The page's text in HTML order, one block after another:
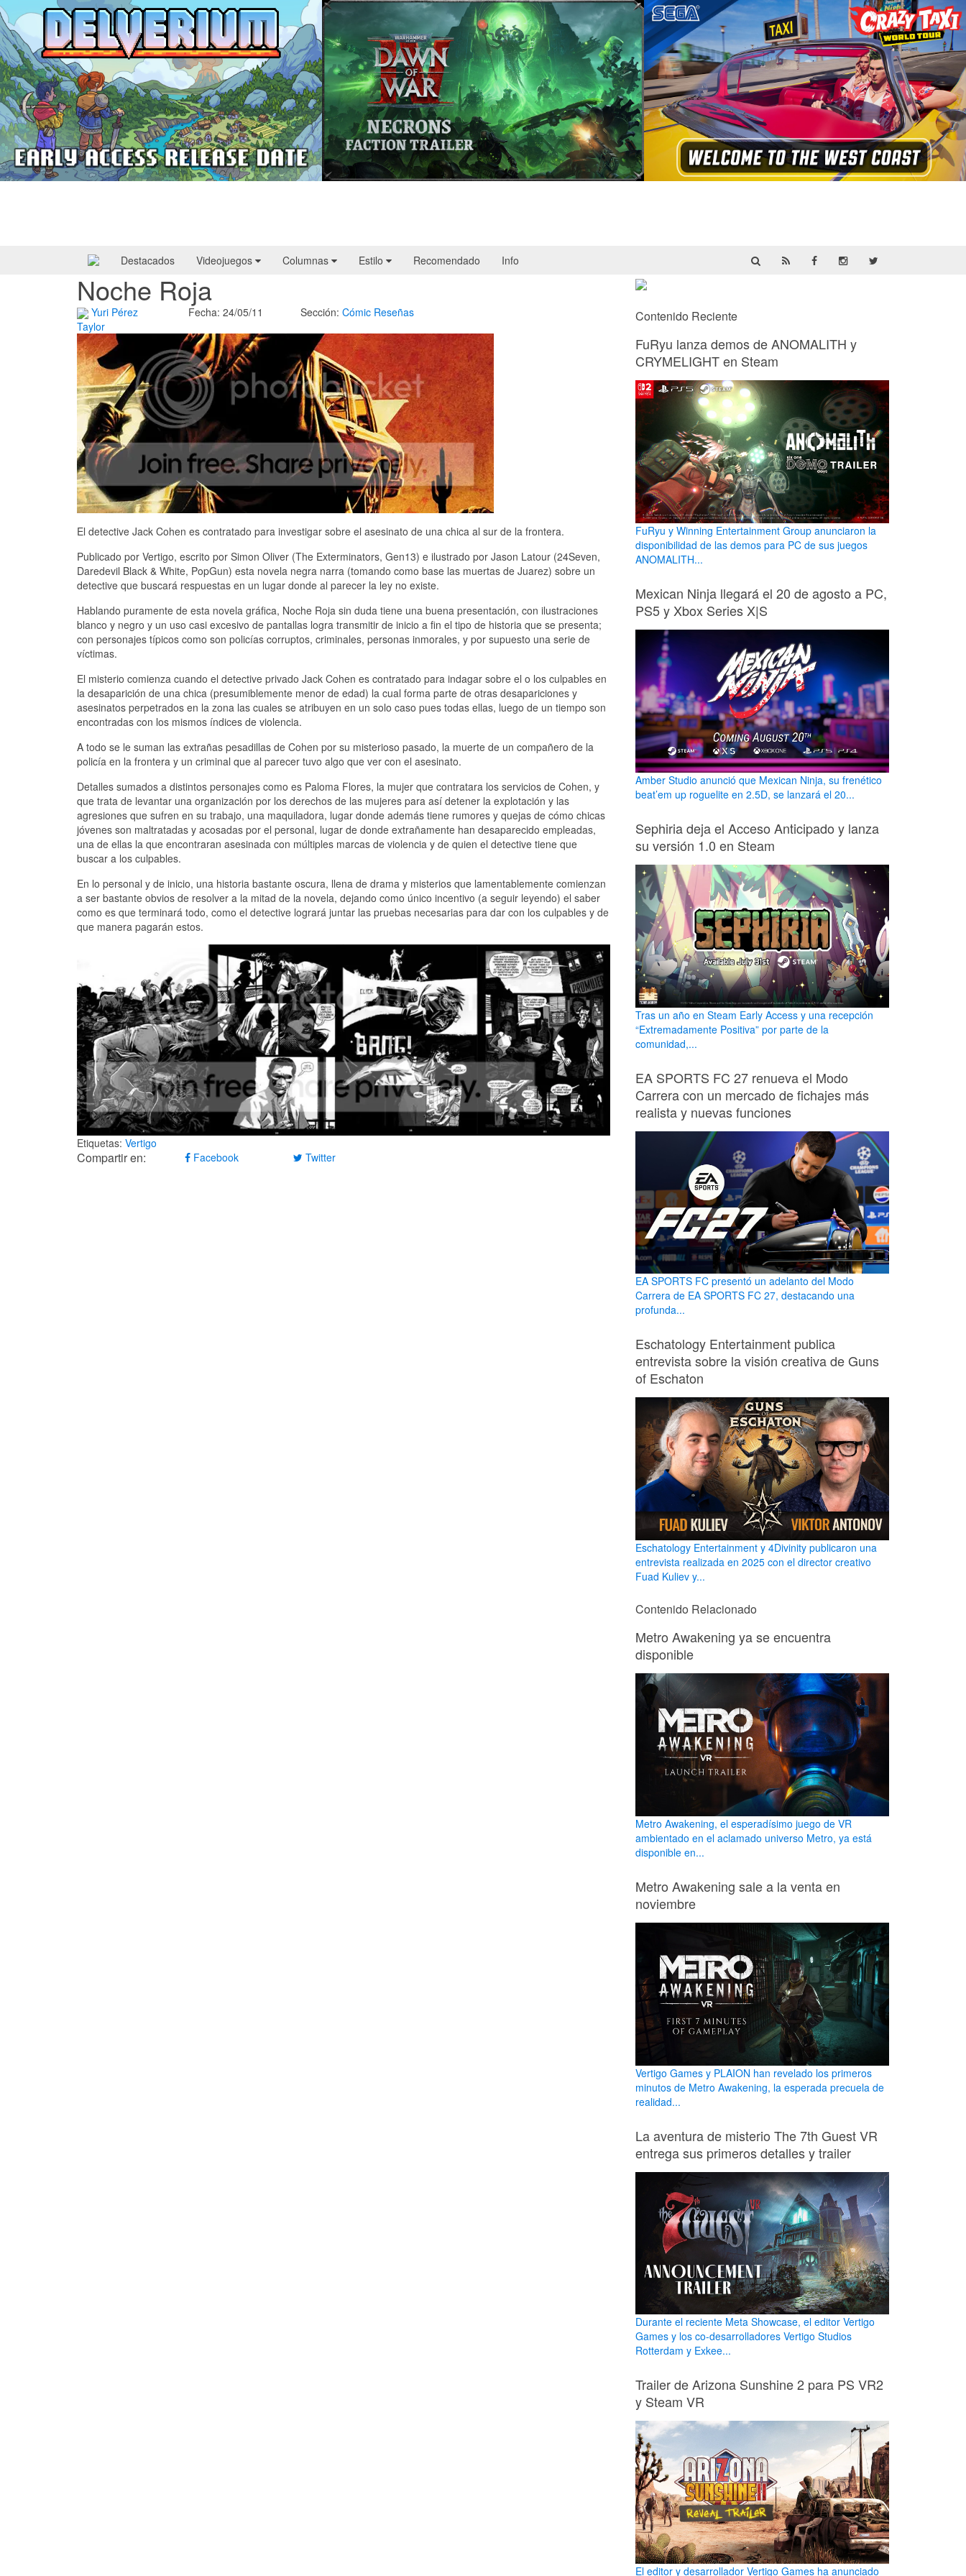
Destacados Videojuegos Columnas Estilo Recomendado Info
Noche Roja
Yuri Pérez
Taylor
Fecha: 24/05/11 Sección: Cómic Reseñas
El detective Jack Cohen es contratado para investigar sobre el asesinato de una chica al sur de la frontera.
Publicado por Vertigo, escrito por Simon Oliver (The Exterminators, Gen13) e ilustrado por Jason Latour (24Seven,
Daredevil Black & White, PopGun) esta novela negra narra (tomando como base las muertas de Juarez) sobre un
detective que buscará respuestas en un lugar donde al parecer la ley no existe.
Hablando puramente de esta novela gráfica, Noche Roja sin duda tiene una buena presentación, con ilustraciones
blanco y negro y un uso casi excesivo de pantallas logra transmitir de inicio a fin el tipo de historia que se presenta;
con personajes típicos como son policías corruptos, criminales, personas inmorales, y por supuesto una serie de
víctimas.
El misterio comienza cuando el detective privado Jack Cohen es contratado para indagar sobre el o los culpables en
la desaparición de una chica (presumiblemente menor de edad) la cual forma parte de otras desapariciones y
asesinatos perpetrados en la zona las cuales se atribuyen en un solo caso pues todas ellas, luego de un tiempo son
encontradas con los mismos índices de violencia.
A todo se le suman las extrañas pesadillas de Cohen por su misterioso pasado, la muerte de un compañero de la
policía en la frontera y un criminal que al parecer tuvo algo que ver con el asesinato.
Detalles sumados a distintos personajes como es Paloma Flores, la mujer que contratara los servicios de Cohen, y
que trata de levantar una organización por los derechos de las mujeres para así detener la explotación y las
agresiones que sufren en su trabajo, una maquiladora, lugar donde además tiene rumores y quejas de cómo chicas
jóvenes son maltratadas y acosadas por el personal, lugar de donde extrañamente han desaparecido empleadas,
una de ellas la que encontraran asesinada con múltiples marcas de violencia y de quien el detective tiene que
buscar a los culpables.
En lo personal y de inicio, una historia bastante oscura, llena de drama y misterios que lamentablemente comienzan
a ser bastante obvios de resolver a la mitad de la novela, dejando como único incentivo (a seguir leyendo) el saber
como es que terminará todo, como el detective logrará juntar las pruebas necesarias para dar con los culpables y de
que manera pagarán estos.
Etiquetas: Vertigo
Compartir en: Facebook Twitter
Contenido Reciente
FuRyu lanza demos de ANOMALITH y
CRYMELIGHT en Steam
FuRyu y Winning Entertainment Group anunciaron la
disponibilidad de las demos para PC de sus juegos
ANOMALITH...
Mexican Ninja llegará el 20 de agosto a PC,
PS5 y Xbox Series X|S
Amber Studio anunció que Mexican Ninja, su frenético
beat’em up roguelite en 2.5D, se lanzará el 20...
Sephiria deja el Acceso Anticipado y lanza
su versión 1.0 en Steam
Tras un año en Steam Early Access y una recepción
“Extremadamente Positiva” por parte de la
comunidad,...
EA SPORTS FC 27 renueva el Modo
Carrera con un mercado de fichajes más
realista y nuevas funciones
EA SPORTS FC presentó un adelanto del Modo
Carrera de EA SPORTS FC 27, destacando una
profunda...
Eschatology Entertainment publica
entrevista sobre la visión creativa de Guns
of Eschaton
Eschatology Entertainment y 4Divinity publicaron una
entrevista realizada en 2025 con el director creativo
Fuad Kuliev y...
Contenido Relacionado
Metro Awakening ya se encuentra
disponible
Metro Awakening, el esperadísimo juego de VR
ambientado en el aclamado universo Metro, ya está
disponible en...
Metro Awakening sale a la venta en
noviembre
Vertigo Games y PLAION han revelado los primeros
minutos de Metro Awakening, la esperada precuela de
realidad...
La aventura de misterio The 7th Guest VR
entrega sus primeros detalles y trailer
Durante el reciente Meta Showcase, el editor Vertigo
Games y los co-desarrolladores Vertigo Studios
Rotterdam y Exkee...
Trailer de Arizona Sunshine 2 para PS VR2
y Steam VR
El editor y desarrollador Vertigo Games ha anunciado